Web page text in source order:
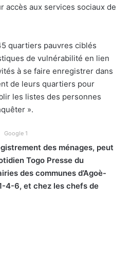
accès aux services sociaux de
quartiers pauvres ciblés
de vulnérabilité en lien
à se faire enregistrer dans
de leurs quartiers pour
les listes des personnes
».
Google 1
des ménages, peut
Togo Presse du
des communes d’Agoè-
4-6, et chez les chefs de